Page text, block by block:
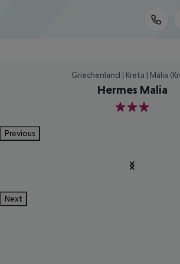
Griechenland | Kreta | Mália
Hermes Malia
3
Previous
Next